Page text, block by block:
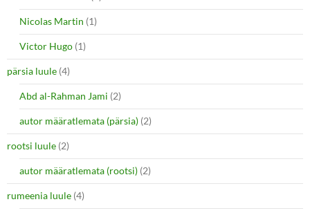
Nicolas Martin (1)
Victor Hugo (1)
pärsia luule (4)
Abd al-Rahman Jami (2)
autor määratlemata (pärsia) (2)
rootsi luule (2)
autor määratlemata (rootsi) (2)
rumeenia luule (4)